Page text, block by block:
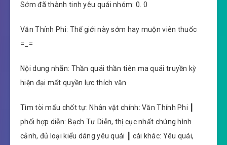
Sớm đã thành tinh yêu quái nhóm: 0. 0
Văn Thính Phi: Thế giới này sớm hay muộn viên thuốc
=_=
Nội dung nhãn: Thần quái thần tiên ma quái truyền kỳ
hiện đại mất quyền lực thích văn
Tìm tòi mấu chốt tự: Nhân vật chính: Văn Thính Phi ┃
phối hợp diễn: Bạch Tư Diễn, thị cục nhất chúng hình
cảnh, đủ loại kiểu dáng yêu quái ┃ cái khác: Yêu quái,